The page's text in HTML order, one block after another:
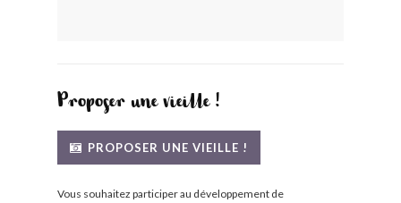
COMMENT FONCTIONNE BLV ?
Proposer une vieille !
PROPOSER UNE VIEILLE !
Vous souhaitez participer au développement de